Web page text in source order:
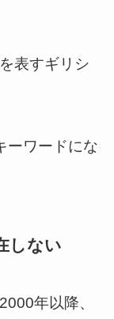
表すギリシ
ーワードにな
しない
年以降、